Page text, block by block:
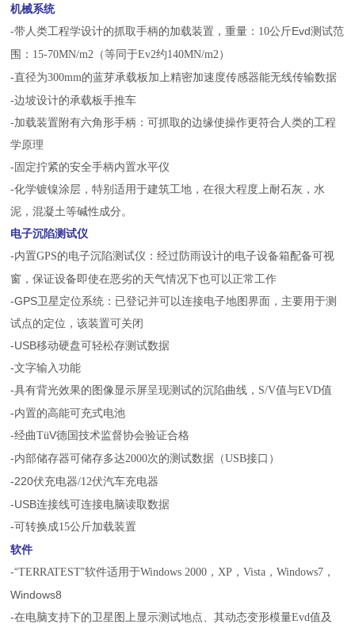
机械系统
-带人类工程学设计的抓取手柄的加载装置，重量： 10公斤Evd测试范
围： 15-70MN/m2 （等同于Ev2约140MN/m2 ）
-直径为300mm的蓝芽承载板加上精密加速度传感器能无线传输数据
-边坡设计的承载板手推车
-加载装置附有六角形手柄：可抓取的边缘使操作更符合人类的工程
学原理
-固定拧紧的安全手柄内置水平仪
-化学镀镍涂层，特别适用于建筑工地，在很大程度上耐石灰，水
泥，混凝土等碱性成分。
电子沉陷测试仪
-内置GPS的电子沉陷测试仪：经过防雨设计的电子设备箱配备可视
窗，保证设备即使在恶劣的天气情况下也可以正常工作
-GPS卫星定位系统：已登记并可以连接电子地图界面，主要用于测
试点的定位，该装置可关闭
-USB移动硬盘可轻松存测试数据
-文字输入功能
-具有背光效果的图像显示屏呈现测试的沉陷曲线， S/V值与EVD值
-内置的高能可充式电池
-经曲TüV德国技术监督协会验证合格
-内部储存器可储存多达2000次的测试数据（USB接口）
-220伏充电器/12伏汽车充电器
-USB连接线可连接电脑读取数据
-可转换成15公斤加载装置
软件
-“TERRATEST”软件适用于Windows 2000 ， XP ，Vista ，Windows7 ，
Windows8
-在电脑支持下的卫星图上显示测试地点、其动态变形模量Evd值及